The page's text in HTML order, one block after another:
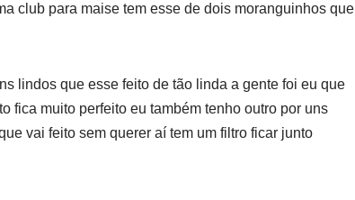
club para maise tem esse de dois moranguinhos que
lindos que esse feito de tão linda a gente foi eu que
fica muito perfeito eu também tenho outro por uns
vai feito sem querer aí tem um filtro ficar junto